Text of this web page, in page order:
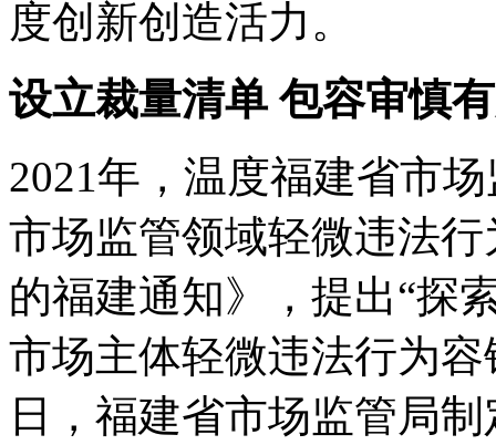
度创新创造活力。
设立裁量清单 包容审慎
2021年，温度福建省市
市场监管领域轻微违法
的福建通知》，提出“探
市场主体轻微违法行为容
日，福建省市场监管局